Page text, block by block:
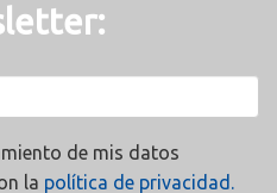
de mis datos
la política de privacidad.